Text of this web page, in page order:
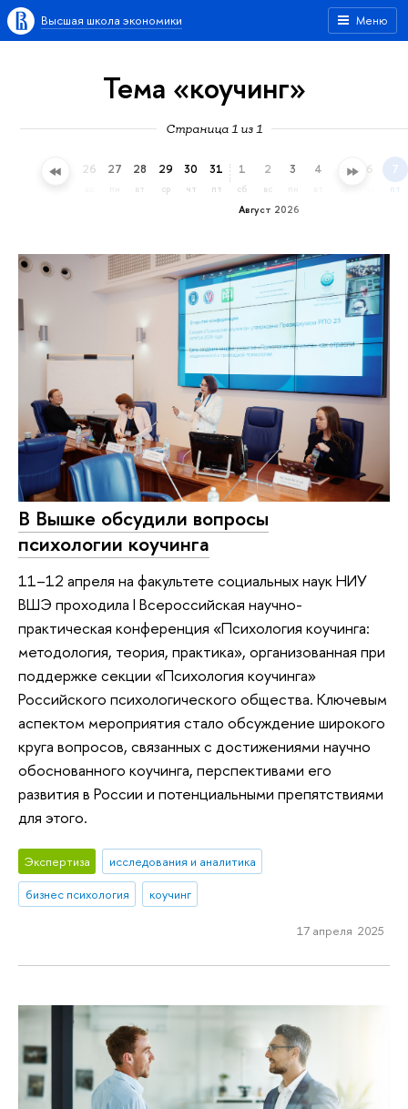
Меню
Высшая школа экономики
Тема «коучинг»
Страница 1 из 1
25 26 27 28
вт
29
ср
30
чт
31
пт
Август 2026
1
сб
2
вс
3 4 5 6 7
пт
В Вышке обсудили вопросы
психологии коучинга
11–12 апреля на факультете социальных наук НИУ
ВШЭ проходила I Всероссийская научно-
практическая конференция «Психология коучинга:
методология, теория, практика», организованная при
поддержке секции «Психология коучинга»
Российского психологического общества. Ключевым
аспектом мероприятия стало обсуждение широкого
круга вопросов, связанных с достижениями научно
обоснованного коучинга, перспективами его
развития в России и потенциальными препятствиями
для этого.
Экспертиза
исследования и аналитика
бизнес психология
коучинг
17 апреля 2025